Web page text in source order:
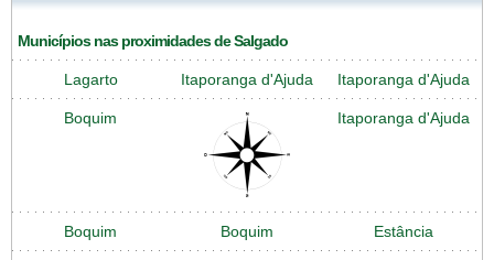
Municípios nas proximidades de Salgado
Lagarto Itaporanga d'Ajuda Itaporanga d'Ajuda
Boquim Itaporanga d'Ajuda
Boquim Boquim Estância